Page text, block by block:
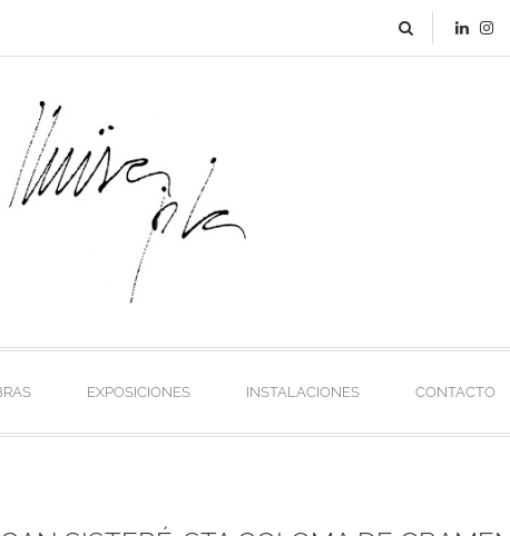
EXPOSICIONES INSTALACIONES CONTACTO